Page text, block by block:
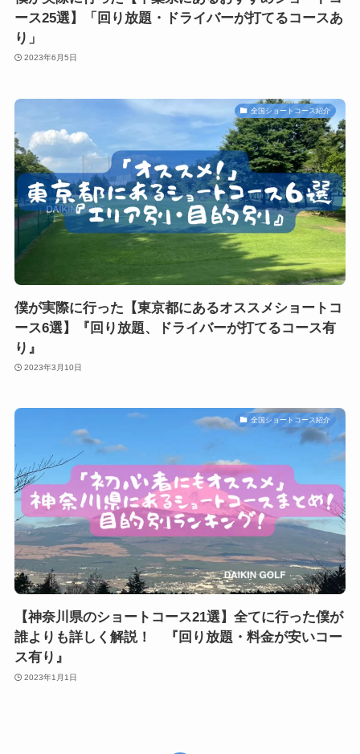
ース25選】「回り放題・ドライバーが打てるコースあ
り」
2023年6月5日
全国ショートコース紹介
僕が実際に行った【東京都にあるオススメショートコ
ース6選】『回り放題、ドライバーが打てるコース有
り』
2023年3月10日
全国ショートコース紹介
【神奈川県のショートコース21選】全てに行った僕が
誰よりも詳しく解説！ 『回り放題・料金が安いコー
ス有り』
2023年1月1日